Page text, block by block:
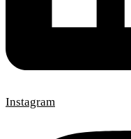
Instagram